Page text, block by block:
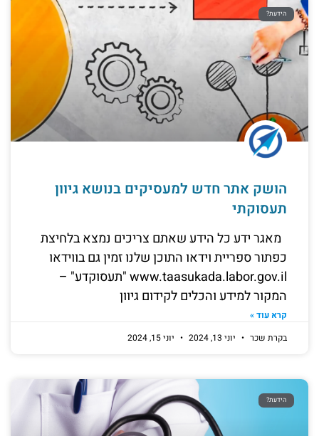
הידעת?
הושק אתר חדש למעסיקים בנושא גיוון
תעסוקתי
מאגר ידע כל הידע שאתם צריכים נמצא בלחיצת
כפתור ספריית וידאו התוכן שלנו זמין גם בווידאו
www.taasukada.labor.gov.il "תעסוקדע" –
המקור למידע והכלים לקידום גיוון
קרא עוד »
בקרת שכר
יוני 13, 2024 יוני 15, 2024
הידעת?